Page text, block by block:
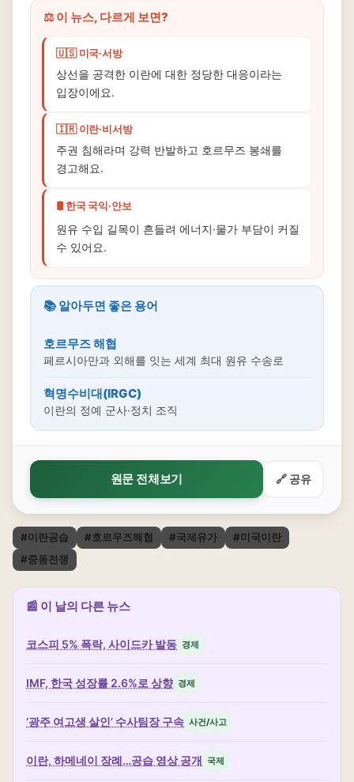
⚖️ 이 뉴스, 다르게 보면?
🇺🇸 미국·서방
상선을 공격한 이란에 대한 정당한 대응이라는
입장이에요.
🇮🇷 이란·비서방
주권 침해라며 강력 반발하고 호르무즈 봉쇄를
경고해요.
🛢️ 한국 국익·안보
원유 수입 길목이 흔들려 에너지·물가 부담이 커질
수 있어요.
📚 알아두면 좋은 용어
호르무즈 해협
페르시아만과 외해를 잇는 세계 최대 원유 수송로
혁명수비대(IRGC)
이란의 정예 군사·정치 조직
원문 전체보기 🔗 공유
#이란공습 #호르무즈해협 #국제유가
#미국이란
#중동전쟁
📰 이 날의 다른 뉴스
코스피 5% 폭락, 사이드카 발동 경제
IMF, 한국 성장률 2.6%로 상향 경제
‘광주 여고생 살인’ 수사팀장 구속 사건/사고
이란, 하메네이 장례…공습 영상 공개 국제